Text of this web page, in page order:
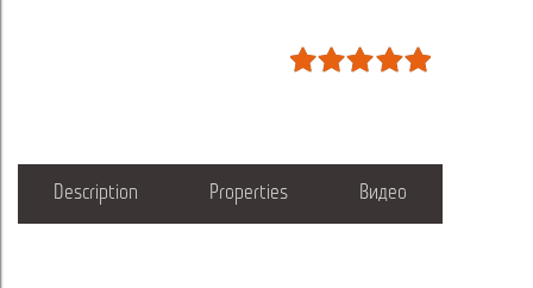
Description Properties Видео